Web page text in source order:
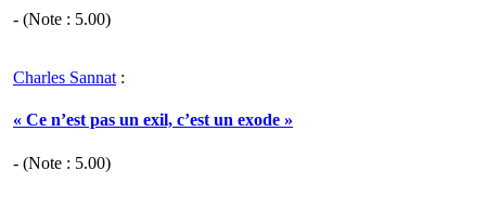
- (Note : 5.00)
Charles Sannat :
« Ce n’est pas un exil, c’est un exode »
- (Note : 5.00)